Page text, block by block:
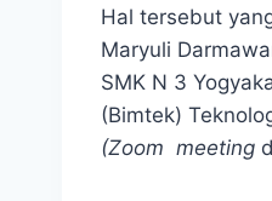
Hal tersebut
Maryuli
SMK N 3
(Bimtek)
(Zoom meeting